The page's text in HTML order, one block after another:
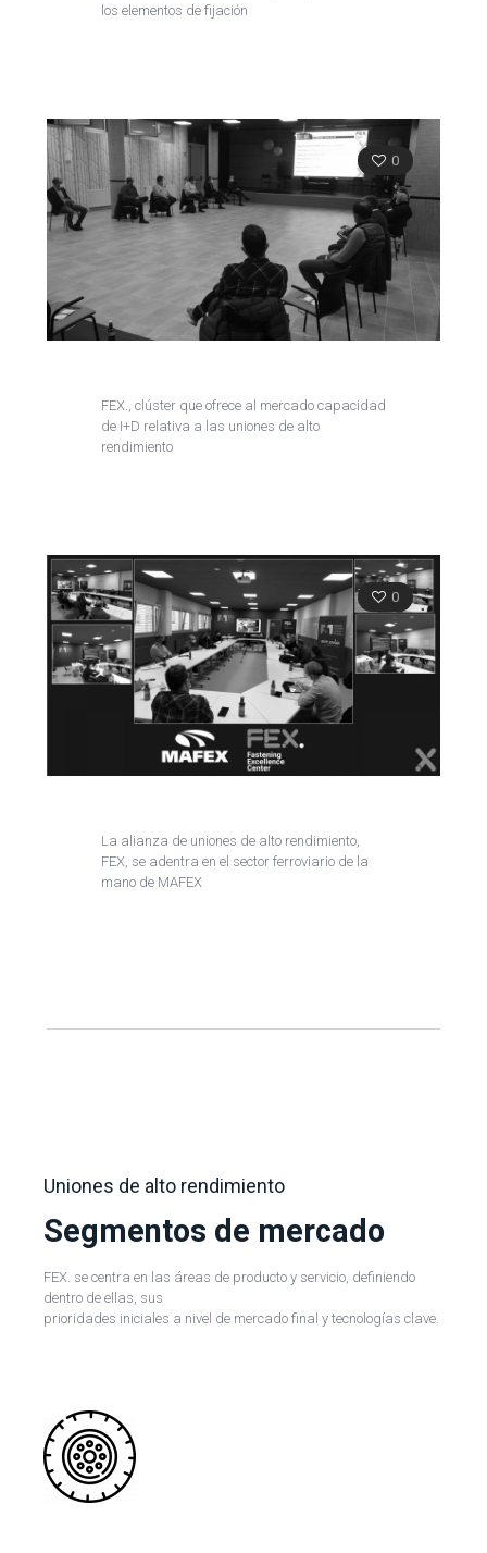
los elementos de fijación
0
FEX., clúster que ofrece al mercado capacidad
de I+D relativa a las uniones de alto
rendimiento
0
La alianza de uniones de alto rendimiento,
FEX, se adentra en el sector ferroviario de la
mano de MAFEX
Uniones de alto rendimiento
Segmentos de mercado
FEX. se centra en las áreas de producto y servicio, definiendo
dentro de ellas, sus
prioridades iniciales a nivel de mercado final y tecnologías clave.